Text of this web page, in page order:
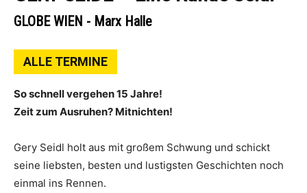
GLOBE WIEN - Marx Halle
ALLE TERMINE
So schnell vergehen 15 Jahre!
Zeit zum Ausruhen? Mitnichten!
Gery Seidl holt aus mit großem Schwung und schickt
seine liebsten, besten und lustigsten Geschichten noch
einmal ins Rennen.